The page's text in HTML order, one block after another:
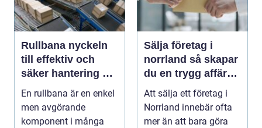
Rullbana nyckeln
till effektiv och
säker hantering av
gods
En rullbana är en enkel
men avgörande
komponent i många
Sälja företag i
norrland så skapar
du en trygg affär
från start till mål
Att sälja ett företag i
Norrland innebär ofta
mer än att bara göra